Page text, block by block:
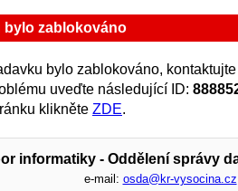
bylo zablokováno
bylo zablokováno,
uveďte následující ID:
klikněte ZDE.
informatiky - Oddělení správy
e-mail: osda@kr-vysocina.cz